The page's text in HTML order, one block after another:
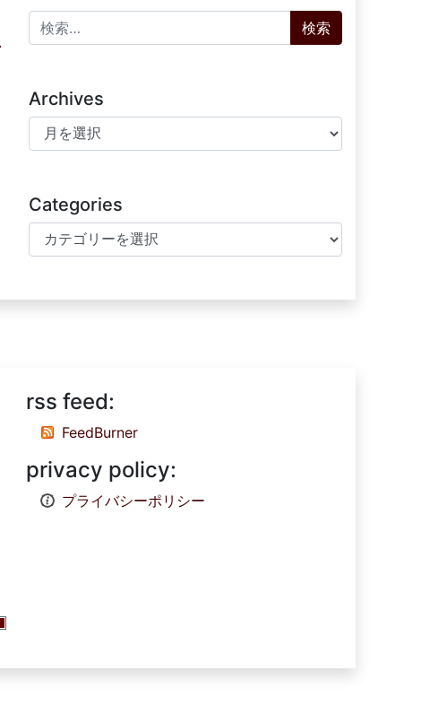
検索:
Archives
Archives
Categories
Categories
rss feed:
FeedBurner
privacy policy:
プライバシーポリシー